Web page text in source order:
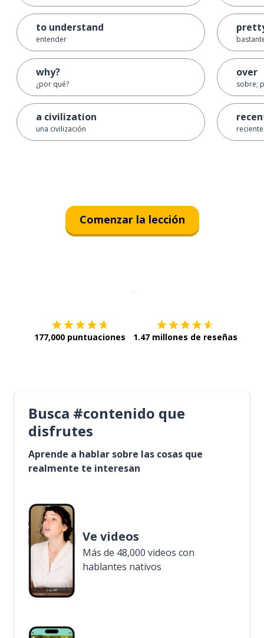
to understand
entender
why?
¿por qué?
a civilization
una civilización
over
sobre;
reciente
Comenzar la lección
177,000 puntuaciones 1.47 millones de reseñas
Busca #contenido que
disfrutes
Aprende a hablar sobre las cosas que
realmente te interesan
Ve videos
Más de 48,000 videos con
hablantes nativos